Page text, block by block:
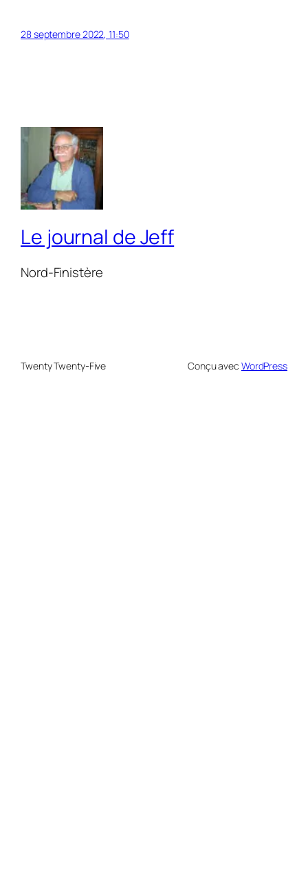
28 septembre 2022, 11:50
Le journal de Jeff
Nord-Finistère
Twenty Twenty-Five Conçu avec WordPress